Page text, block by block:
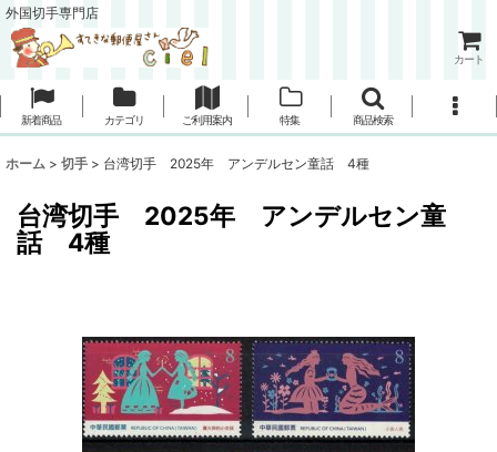
外国切手専門店
カート
新着商品 カテゴリ ご利用案内 特集 商品検索
ホーム > 切手 > 台湾切手 2025年 アンデルセン童話 4種
台湾切手 2025年 アンデルセン童
話 4種